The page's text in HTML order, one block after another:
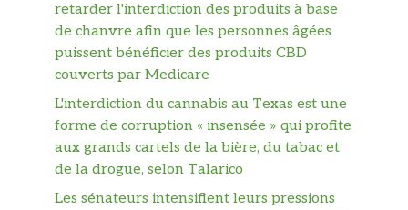
retarder l'interdiction des produits à base
de chanvre afin que les personnes âgées
puissent bénéficier des produits CBD
couverts par Medicare
L'interdiction du cannabis au Texas est une
forme de corruption « insensée » qui profite
aux grands cartels de la bière, du tabac et
de la drogue, selon Talarico
Les sénateurs intensifient leurs pressions